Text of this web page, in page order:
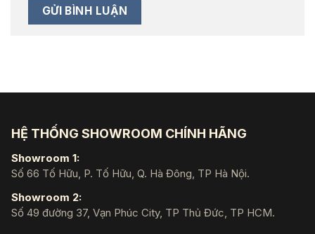
HỆ THỐNG SHOWROOM CHÍNH HÃNG
Showroom 1:
Số 66 Tố Hữu, P. Tố Hữu, Q. Hà Đông, TP Hà Nội.
Showroom 2:
Số 49 đường 37, Vạn Phúc City, TP Thủ Đức, TP HCM.